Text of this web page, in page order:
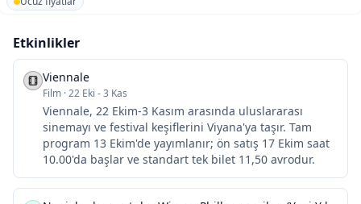
Etkinlikler
Viennale
Film ·22 Eki - 3 Kas
Viennale, 22 Ekim-3 Kasım arasında uluslararası
sinemayı ve festival keşiflerini Viyana'ya taşır. Tam
program 13 Ekim'de yayımlanır; ön satış 17 Ekim saat
10.00'da başlar ve standart tek bilet 11,50 avrodur.